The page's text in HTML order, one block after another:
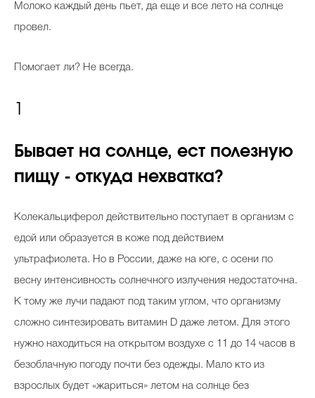
Молоко каждый день пьет, да еще и все лето на солнце
провел.
Помогает ли? Не всегда.
Бывает на солнце, ест полезную
пищу - откуда нехватка?
Колекальциферол действительно поступает в организм с
едой или образуется в коже под действием
ультрафиолета. Но в России, даже на юге, с осени по
весну интенсивность солнечного излучения недостаточна.
К тому же лучи падают под таким углом, что организму
сложно синтезировать витамин D даже летом. Для этого
нужно находиться на открытом воздухе с 11 до 14 часов в
безоблачную погоду почти без одежды. Мало кто из
взрослых будет «жариться» летом на солнце без